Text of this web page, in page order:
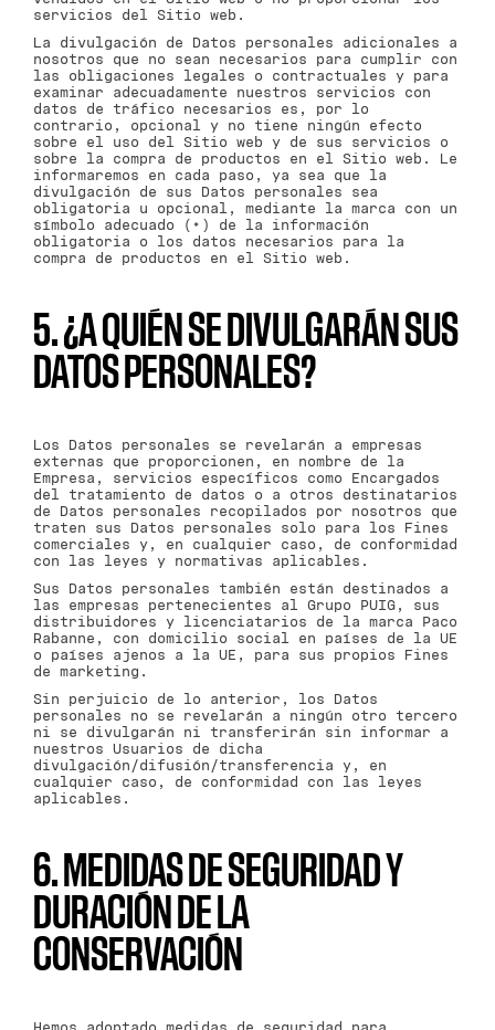
servicios del Sitio web.
La divulgación de Datos personales adicionales a
nosotros que no sean necesarios para cumplir con
las obligaciones legales o contractuales y para
examinar adecuadamente nuestros servicios con
datos de tráfico necesarios es, por lo
contrario, opcional y no tiene ningún efecto
sobre el uso del Sitio web y de sus servicios o
sobre la compra de productos en el Sitio web. Le
informaremos en cada paso, ya sea que la
divulgación de sus Datos personales sea
obligatoria u opcional, mediante la marca con un
símbolo adecuado (*) de la información
obligatoria o los datos necesarios para la
compra de productos en el Sitio web.
5. ¿A QUIÉN SE DIVULGARÁN SUS
DATOS PERSONALES?
Los Datos personales se revelarán a empresas
externas que proporcionen, en nombre de la
Empresa, servicios específicos como Encargados
del tratamiento de datos o a otros destinatarios
de Datos personales recopilados por nosotros que
traten sus Datos personales solo para los Fines
comerciales y, en cualquier caso, de conformidad
con las leyes y normativas aplicables.
Sus Datos personales también están destinados a
las empresas pertenecientes al Grupo PUIG, sus
distribuidores y licenciatarios de la marca Paco
Rabanne, con domicilio social en países de la UE
o países ajenos a la UE, para sus propios Fines
de marketing.
Sin perjuicio de lo anterior, los Datos
personales no se revelarán a ningún otro tercero
ni se divulgarán ni transferirán sin informar a
nuestros Usuarios de dicha
divulgación/difusión/transferencia y, en
cualquier caso, de conformidad con las leyes
aplicables.
6. MEDIDAS DE SEGURIDAD Y
DURACIÓN DE LA
CONSERVACIÓN